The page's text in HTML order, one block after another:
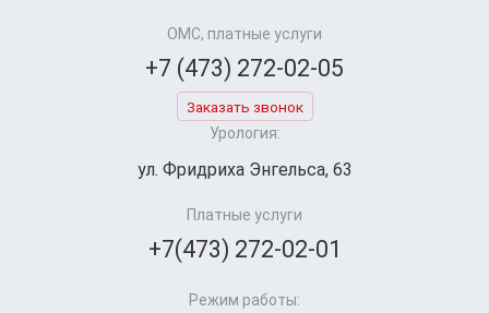
ОМС, платные услуги
+7 (473) 272-02-05
Заказать звонок
Урология:
ул. Фридриха Энгельса, 63
Платные услуги
+7(473) 272-02-01
Режим работы: